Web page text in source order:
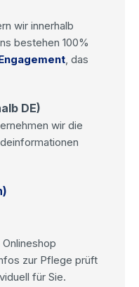
wir innerhalb
bestehen 100%
, das
DE)
wir die
zur Pflege prüft
für Sie.